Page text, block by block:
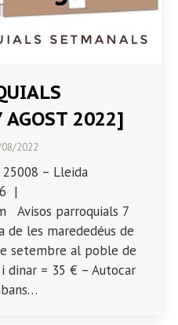
2022]
2022
– Lleida
|
Avisos parroquials 7
de les marededéus de
setembre al poble de
dinar = 35 € – Autocar